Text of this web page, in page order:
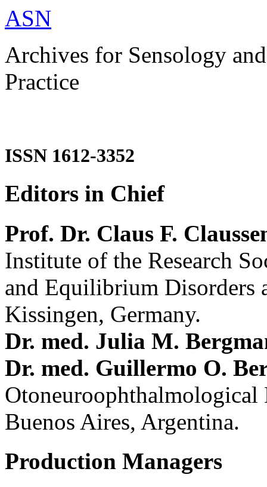
ASN
Archives for Sensology
Practice
ISSN 1612-3352
Editors in Chief
Prof. Dr. Claus F.
Institute of the Research
and Equilibrium Disorders
Kissingen, Germany.
Dr. med. Julia M.
Dr. med. Guillermo O.
Buenos Aires, Argentina.
Production Managers